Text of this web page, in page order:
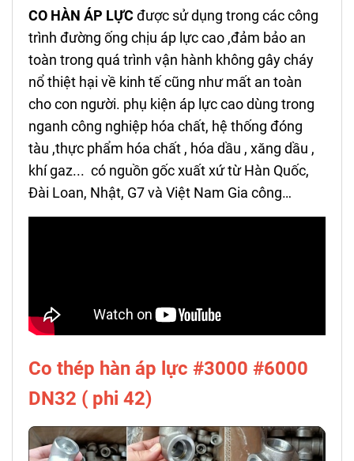
CO HÀN ÁP LỰC được sử dụng trong các công
trình đường ống chịu áp lực cao ,đảm bảo an
toàn trong quá trình vận hành không gây cháy
nổ thiệt hại về kinh tế cũng như mất an toàn
cho con người. phụ kiện áp lực cao dùng trong
nganh công nghiệp hóa chất, hệ thống đóng
tàu ,thực phẩm hóa chất , hóa dầu , xăng dầu ,
khí gaz... có nguồn gốc xuất xứ từ Hàn Quốc,
Đài Loan, Nhật, G7 và Việt Nam Gia công…
Co thép hàn áp lực #3000 #6000
DN32 ( phi 42)